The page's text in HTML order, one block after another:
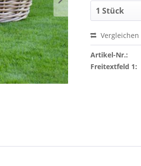
Vergleichen
Artikel-Nr.:
Freitextfeld 1: